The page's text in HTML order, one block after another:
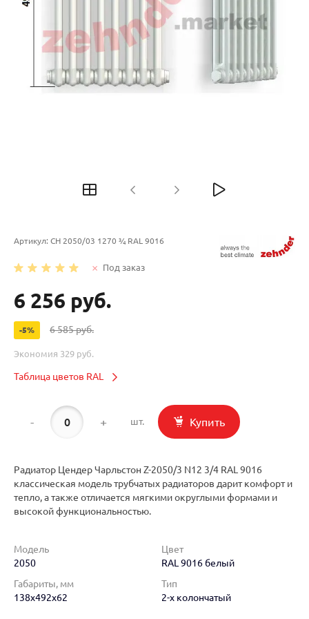
Артикул: CH 2050/03 1270 ¾ RAL 9016
Под заказ
6 256 руб.
-5% 6 585 руб.
Экономия 329 руб.
Таблица цветов RAL
- + шт. Купить
Радиатор Цендер Чарльстон Z-2050/3 N12 3/4 RAL 9016
классическая модель трубчатых радиаторов дарит комфорт и
тепло, а также отличается мягкими округлыми формами и
высокой функциональностью.
Модель
2050
Цвет
RAL 9016 белый
Габариты, мм
138x492x62
Тип
2-х колончатый